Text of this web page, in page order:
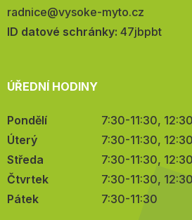
E-
mail:
radnice@vysoke-myto.cz
ID datové schránky: 47jbpbt
ÚŘEDNÍ HODINY
Pondělí
7:30-11:30,
Úterý
7:30-11:30,
Středa
7:30-11:30,
Čtvrtek
7:30-11:30,
Pátek
7:30-11:30